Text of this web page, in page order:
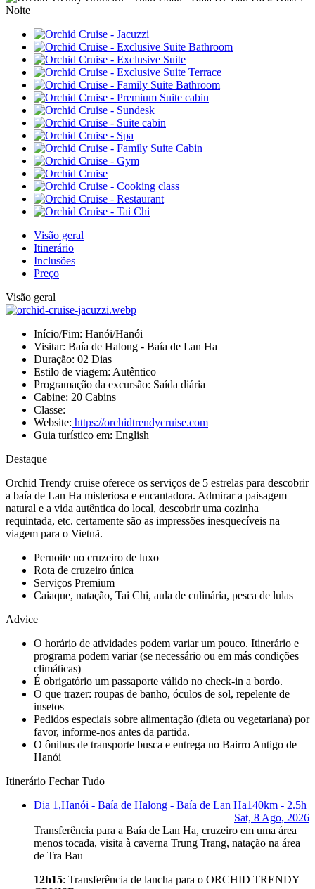
Visão geral
Itinerário
Inclusões
Preço
Visão geral
Início/Fim: Hanói/Hanói
Visitar: Baía de Halong - Baía de Lan Ha
Duração: 02 Dias
Estilo de viagem: Autêntico
Programação da excursão: Saída diária
Cabine: 20 Cabins
Classe:
Website: https://orchidtrendycruise.com
Guia turístico em: English
Destaque
Orchid Trendy cruise oferece os serviços de 5 estrelas para descobrir
a baía de Lan Ha misteriosa e encantadora. Admirar a paisagem
natural e a vida autêntica do local, descobrir uma cozinha
requintada, etc. certamente são as impressões inesquecíveis na
viagem para o Vietnã.
Pernoite no cruzeiro de luxo
Rota de cruzeiro única
Serviços Premium
Caiaque, natação, Tai Chi, aula de culinária, pesca de lulas
Advice
O horário de atividades podem variar um pouco. Itinerário e
programa podem variar (se necessário ou em más condições
climáticas)
É obrigatório um passaporte válido no check-in a bordo.
O que trazer: roupas de banho, óculos de sol, repelente de
insetos
Pedidos especiais sobre alimentação (dieta ou vegetariana) por
favor, informe-nos antes da partida.
O ônibus de transporte busca e entrega no Bairro Antigo de
Hanói
Itinerário Fechar Tudo
Dia 1,Hanói - Baía de Halong - Baía de Lan Ha140km - 2.5h
Sat, 8 Ago, 2026
Transferência para a Baía de Lan Ha, cruzeiro em uma área
menos tocada, visita à caverna Trung Trang, natação na área
de Tra Bau
12h15: Transferência de lancha para o ORCHID TRENDY